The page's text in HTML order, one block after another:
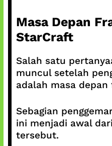
Masa Depan
StarCraft
Salah satu
muncul setelah
adalah masa
Sebagian
ini menjadi awal
tersebut.